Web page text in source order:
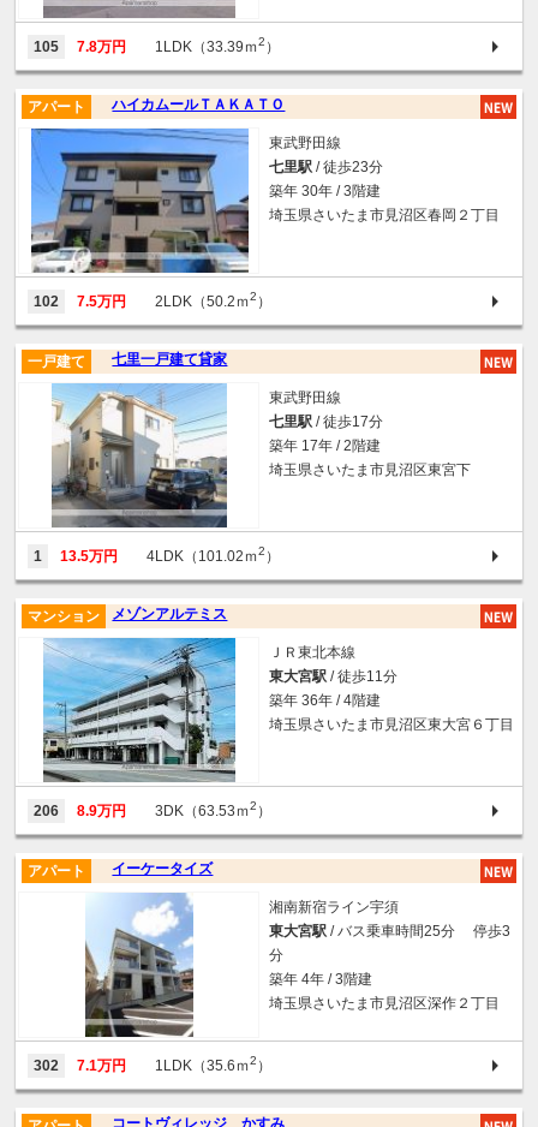
105 7.8万円 1LDK（33.39ｍ2 ）
ハイカムールＴＡＫＡＴＯ
アパート
東武野田線
七里駅 / 徒歩23分
築年 30年 / 3階建
埼玉県さいたま市見沼区春岡２丁目
102 7.5万円 2LDK（50.2ｍ2 ）
七里一戸建て貸家
一戸建て
東武野田線
七里駅 / 徒歩17分
築年 17年 / 2階建
埼玉県さいたま市見沼区東宮下
1 13.5万円 4LDK（101.02ｍ2 ）
メゾンアルテミス
マンション
ＪＲ東北本線
東大宮駅 / 徒歩11分
築年 36年 / 4階建
埼玉県さいたま市見沼区東大宮６丁目
206 8.9万円 3DK（63.53ｍ2 ）
イーケータイズ
アパート
湘南新宿ライン宇須
東大宮駅 / バス乗車時間25分 停歩3
分
築年 4年 / 3階建
埼玉県さいたま市見沼区深作２丁目
302 7.1万円 1LDK（35.6ｍ2 ）